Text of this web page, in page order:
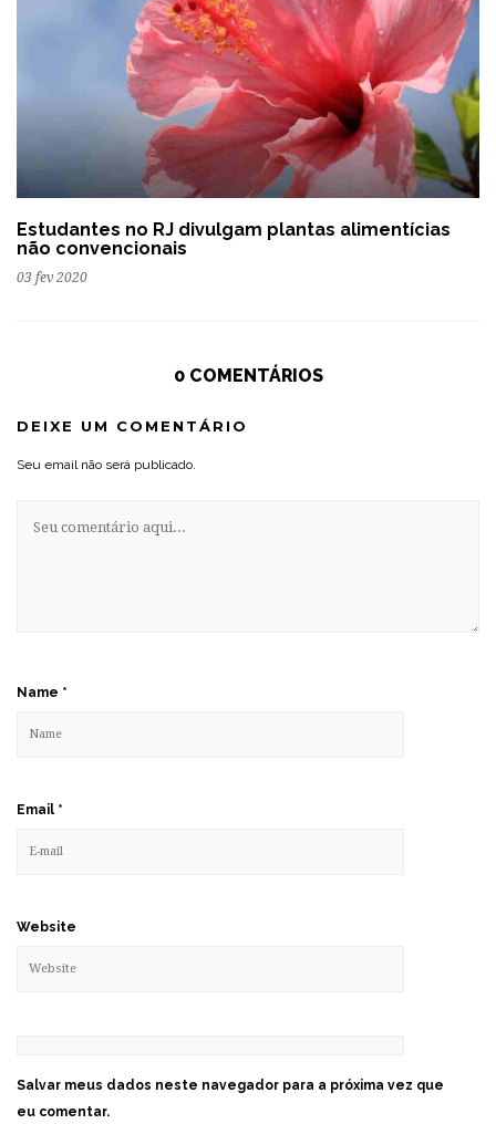
Estudantes no RJ divulgam plantas alimentícias
não convencionais
03 fev 2020
0 COMENTÁRIOS
DEIXE UM COMENTÁRIO
Seu email não será publicado.
Name *
Email *
Website
Salvar meus dados neste navegador para a próxima vez que
eu comentar.